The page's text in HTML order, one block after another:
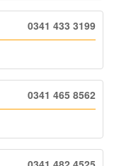
0341 433 3199
0341 465 8562